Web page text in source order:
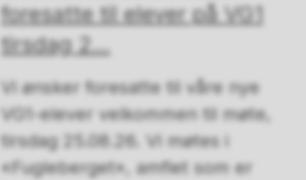
foresatte til elever på VG1
tirsdag 2...
Vi ønsker foresatte til våre nye
VG1-elever velkommen til møte,
tirsdag 25.08.26. Vi møtes i
«Fugleberget», amfiet som er